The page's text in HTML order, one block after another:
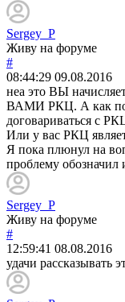
Sergey_P
Живу на форуме
#
08:44:29 09.08.2016
неа это ВЫ
ВАМИ РКЦ. А как
договариваться с
Или у вас РКЦ
Я пока плюнул на
проблему обозначил
Sergey_P
Живу на форуме
#
12:59:41 08.08.2016
удачи рассказывать